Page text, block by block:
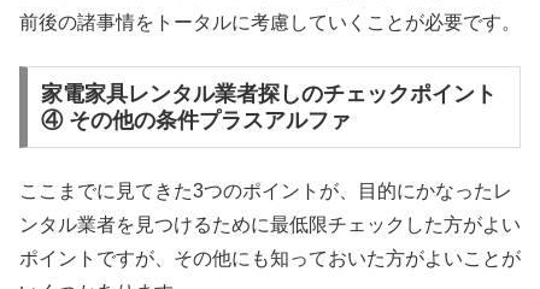
前後の諸事情をトータルに考慮していくことが必要です。
家電家具レンタル業者探しのチェックポイント
④ その他の条件プラスアルファ
ここまでに見てきた3つのポイントが、目的にかなったレ
ンタル業者を見つけるために最低限チェックした方がよい
ポイントですが、その他にも知っておいた方がよいことが